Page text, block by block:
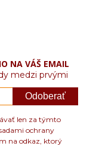
NA VÁŠ EMAIL
medzi prvými
Odoberať
len za týmto
ochrany
na odkaz, ktorý